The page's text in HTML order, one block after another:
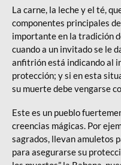
La carne, la leche y el té,
componentes principales
importante en la tradición
cuando a un invitado se le
anfitrión está indicando al
protección; y si en esta
su muerte debe vengarse
Este es un pueblo
creencias mágicas. Por
sagrados, llevan amuletos
para asegurarse su